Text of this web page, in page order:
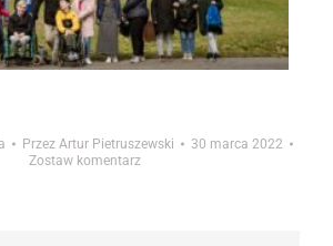
Przez Artur Pietruszewski
30 marca 2022
Zostaw komentarz